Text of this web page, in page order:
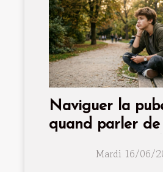
Naviguer la
quand parler de
Mardi 16/06/